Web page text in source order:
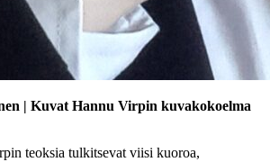
| Kuvat Hannu Virpin kuvakokoelma
teoksia tulkitsevat viisi kuoroa,